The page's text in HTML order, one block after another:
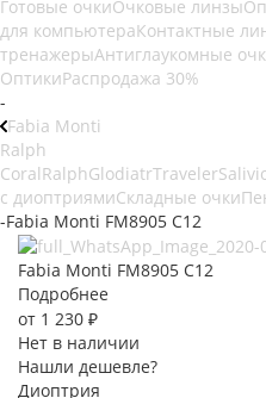
Готовые очкиОчковые линзы
для компьютераКонтактные
тренажерыАнтиглаукомные
ОптикиРаспродажа 30%
-
Fabia Monti
Ralph
CoralRalphGlodiatrTraveler
с диоптриямиСкладные очки
-Fabia Monti FM8905 C12
Fabia Monti FM8905 C12
Подробнее
от 1 230 ₽
Нет в наличии
Нашли дешевле?
Диоптрия